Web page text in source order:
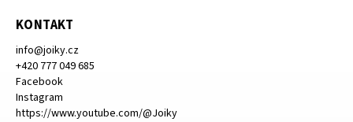
KONTAKT
info@joiky.cz
+420 777 049 685
Facebook
Instagram
https://www.youtube.com/@Joiky